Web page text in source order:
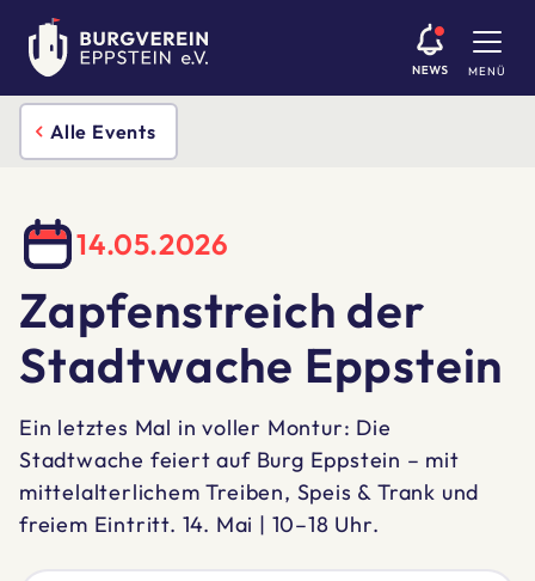
MENÜ
Alle Events
14.05.2026
Zapfenstreich der
Stadtwache Eppstein
Ein letztes Mal in voller Montur: Die
Stadtwache feiert auf Burg Eppstein – mit
mittelalterlichem Treiben, Speis & Trank und
freiem Eintritt. 14. Mai | 10–18 Uhr.